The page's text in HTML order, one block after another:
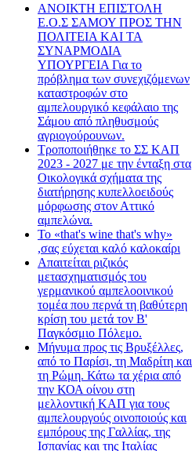
ΑΝΟΙΚΤΗ ΕΠΙΣΤΟΛΗ
Ε.Ο.Σ ΣΑΜΟΥ ΠΡΟΣ ΤΗΝ
ΠΟΛΙΤΕΙΑ ΚΑΙ ΤΑ
ΣΥΝΑΡΜΟΔΙΑ
ΥΠΟΥΡΓΕΙΑ Για το
πρόβλημα των συνεχιζόμενων
καταστροφών στο
αμπελουργικό κεφάλαιο της
Σάμου από πληθυσμούς
αγριογούρουνων.
Τροποποιήθηκε το ΣΣ ΚΑΠ
2023 - 2027 με την ένταξη στα
Οικολογικά σχήματα της
διατήρησης κυπελλοειδούς
μόρφωσης στον Αττικό
αμπελώνα.
Το «that's wine that's why»
,σας εύχεται καλό καλοκαίρι
Απαιτείται ριζικός
μετασχηματισμός του
γερμανικού αμπελοοινικού
τομέα που περνά τη βαθύτερη
κρίση του μετά τον Β'
Παγκόσμιο Πόλεμο.
Μήνυμα προς τις Βρυξέλλες,
από το Παρίσι, τη Μαδρίτη και
τη Ρώμη. Κάτω τα χέρια από
την ΚΟΑ οίνου στη
μελλοντική ΚΑΠ για τους
αμπελουργούς οινοποιούς και
εμπόρους της Γαλλίας, της
Ισπανίας και της Ιταλίας